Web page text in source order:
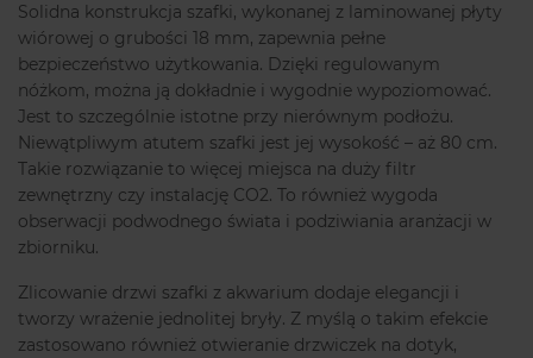
Solidna konstrukcja szafki, wykonanej z laminowanej płyty
wiórowej o grubości 18 mm, zapewnia pełne
bezpieczeństwo użytkowania. Dzięki regulowanym
nóżkom, można ją dokładnie i wygodnie wypoziomować.
Jest to szczególnie istotne przy nierównym podłożu.
Niewątpliwym atutem szafki jest jej wysokość – aż 80 cm.
Takie rozwiązanie to więcej miejsca na duży filtr
zewnętrzny czy instalację CO2. To również wygoda
obserwacji podwodnego świata i podziwiania aranżacji w
zbiorniku.
Zlicowanie drzwi szafki z akwarium dodaje elegancji i
tworzy wrażenie jednolitej bryły. Z myślą o takim efekcie
zastosowano również otwieranie drzwiczek na dotyk,